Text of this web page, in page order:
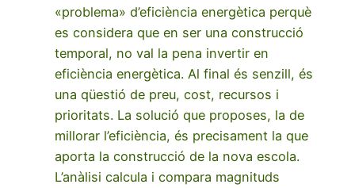
«problema» d’eficiència energètica perquè
es considera que en ser una construcció
temporal, no val la pena invertir en
eficiència energètica. Al final és senzill, és
una qüestió de preu, cost, recursos i
prioritats. La solució que proposes, la de
millorar l’eficiència, és precisament la que
aporta la construcció de la nova escola.
L’anàlisi calcula i compara magnituds